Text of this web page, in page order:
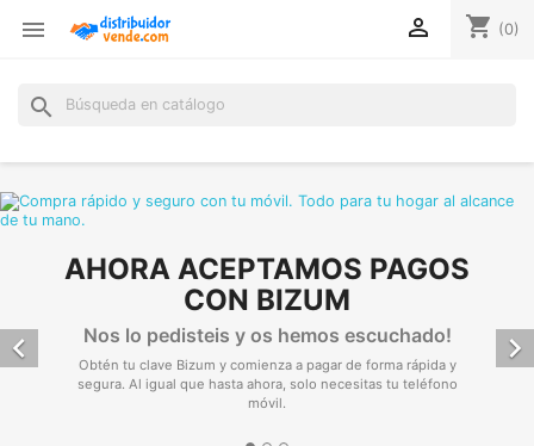
 shopping_cart (0)

Distribuidorvende.com
online
fontanería,
calefacción
climatización
search
AHORA ACEPTAMOS PAGOS
CON BIZUM
Nos lo pedisteis y os hemos escuchado!
Obtén tu clave Bizum y comienza a pagar de forma rápida y
segura. Al igual que hasta ahora, solo necesitas tu teléfono
móvil.
 